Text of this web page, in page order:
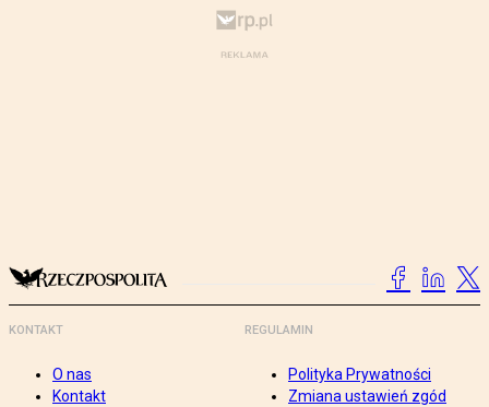
KONTAKT
O nas
Kontakt
REGULAMIN
Polityka Prywatności
Zmiana ustawień zgód